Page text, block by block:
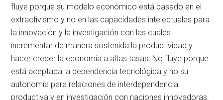
fluye porque su modelo económico está basado en el
extractivismo y no en las capacidades intelectuales para
la innovación y la investigación con las cuales
incrementar de manera sostenida la productividad y
hacer crecer la economía a altas tasas. No fluye porque
está aceptada la dependencia tecnológica y no su
autonomía para relaciones de interdependencia
productiva y en investigación con naciones innovadoras.